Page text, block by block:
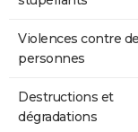
Violences contre
personnes
Destructions et
dégradations